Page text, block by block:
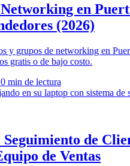
en
(2026)
y grupos de networking en
gratis o de bajo costo.
min de lectura
de
de Ventas